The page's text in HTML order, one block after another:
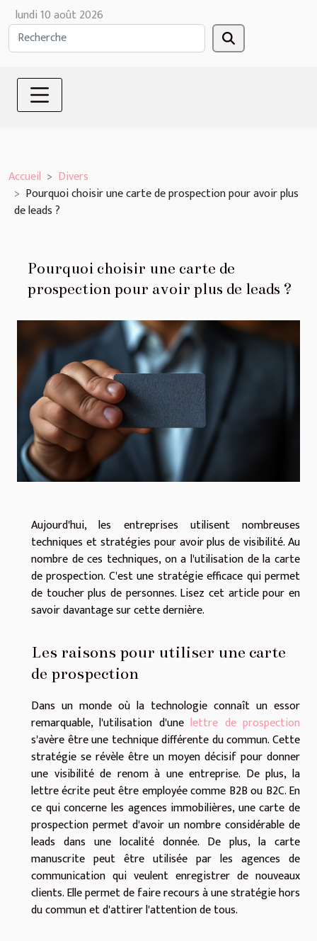
lundi 10 août 2026
Accueil
Divers
Pourquoi choisir une carte de prospection pour avoir plus
de leads ?
Pourquoi choisir une carte de
prospection pour avoir plus de leads ?
Aujourd'hui, les entreprises utilisent nombreuses
techniques et stratégies pour avoir plus de visibilité. Au
nombre de ces techniques, on a l'utilisation de la carte
de prospection. C'est une stratégie efficace qui permet
de toucher plus de personnes. Lisez cet article pour en
savoir davantage sur cette dernière.
Les raisons pour utiliser une carte
de prospection
Dans un monde où la technologie connaît un essor
remarquable, l'utilisation d'unelettre de prospection
s'avère être une technique différente du commun. Cette
stratégie se révèle être un moyen décisif pour donner
une visibilité de renom à une entreprise. De plus, la
lettre écrite peut être employée comme B2B ou B2C. En
ce qui concerne les agences immobilières, une carte de
prospection permet d'avoir un nombre considérable de
leads dans une localité donnée. De plus, la carte
manuscrite peut être utilisée par les agences de
communication qui veulent enregistrer de nouveaux
clients. Elle permet de faire recours à une stratégie hors
du commun et d'attirer l'attention de tous.